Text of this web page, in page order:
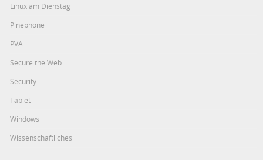
Linux am Dienstag
Pinephone
PVA
Secure the Web
Security
Tablet
Windows
Wissenschaftliches